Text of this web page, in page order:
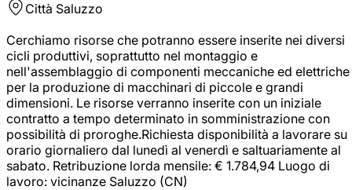
Città Saluzzo
Cerchiamo risorse che potranno essere inserite nei diversi
cicli produttivi, soprattutto nel montaggio e
nell'assemblaggio di componenti meccaniche ed elettriche
per la produzione di macchinari di piccole e grandi
dimensioni. Le risorse verranno inserite con un iniziale
contratto a tempo determinato in somministrazione con
possibilità di proroghe.Richiesta disponibilità a lavorare su
orario giornaliero dal lunedì al venerdì e saltuariamente al
sabato. Retribuzione lorda mensile: € 1.784,94 Luogo di
lavoro: vicinanze Saluzzo (CN)